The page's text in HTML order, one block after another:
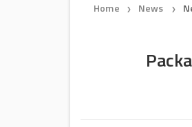
Home ❯ News ❯